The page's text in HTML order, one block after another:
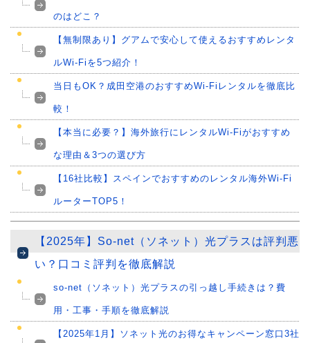
のはどこ？
【無制限あり】グアムで安心して使えるおすすめレンタ
ルWi-Fiを5つ紹介！
当日もOK？成田空港のおすすめWi-Fiレンタルを徹底比
較！
【本当に必要？】海外旅行にレンタルWi-Fiがおすすめ
な理由＆3つの選び方
【16社比較】スペインでおすすめのレンタル海外Wi-Fi
ルーターTOP5！
【2025年】So-net（ソネット）光プラスは評判悪
い？口コミ評判を徹底解説
so-net（ソネット）光プラスの引っ越し手続きは？費
用・工事・手順を徹底解説
【2025年1月】ソネット光のお得なキャンペーン窓口3社